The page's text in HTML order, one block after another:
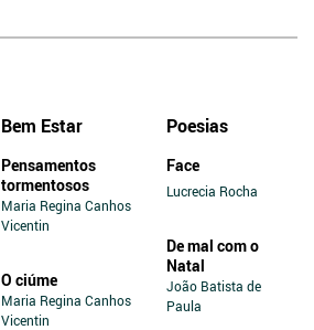
Bem Estar
Pensamentos
tormentosos
Maria Regina Canhos
Vicentin
O ciúme
Maria Regina Canhos
Vicentin
Poesias
Face
Lucrecia Rocha
De mal com o
Natal
João Batista de
Paula